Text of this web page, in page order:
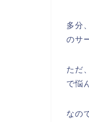
多分
のサ
ただ
で悩
なの